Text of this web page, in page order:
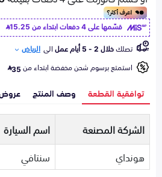
قسّمها على 4 دفعات ابتداء من
15.25
تصلكخلال 2 - 5 أيام عمل الى الرياض
استمتع برسوم شحن مخفضة ابتداء من35
توافقية القطعة وصف المنتج عروض
الشركة المصنعة اسم السيارة
هونداي
سنتافي